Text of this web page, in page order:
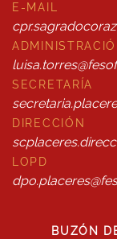
E-MAIL
SECRETARÍA
DIRECCIÓN
LOPD
BUZÓN